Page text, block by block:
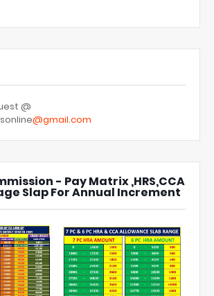
@
@gmail.com
- Pay Matrix ,HRS,CCA
Slap For Annual Increment